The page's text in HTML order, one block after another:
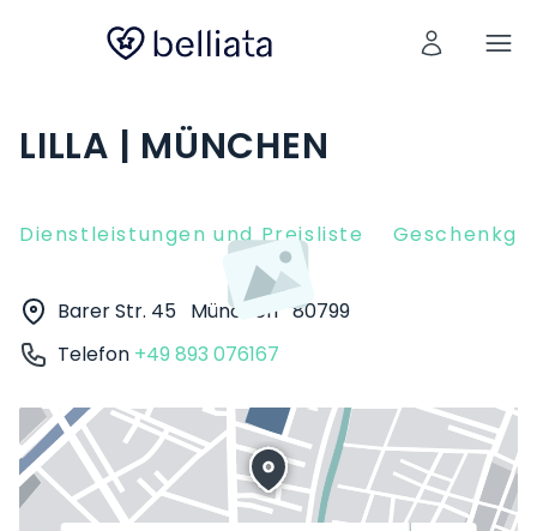
LILLA | MÜNCHEN
Dienstleistungen und Preisliste
Barer Str. 45 München 80799
Telefon +49 893 076167